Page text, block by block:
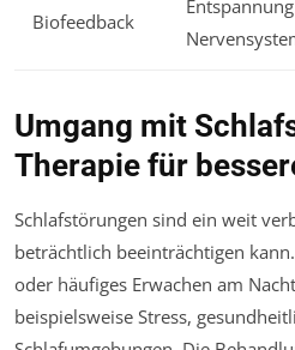
Biofeedback
Umgang mit
Therapie für
Schlafstörungen sind ein weit
beträchtlich beeinträchtigen
oder häufiges Erwachen am
beispielsweise Stress,